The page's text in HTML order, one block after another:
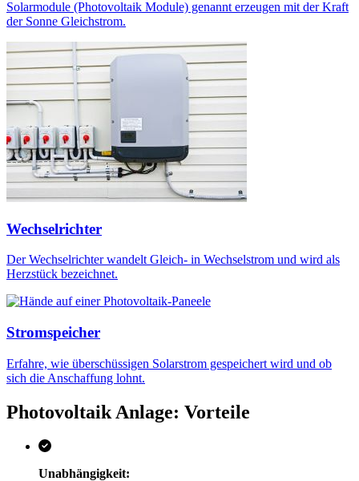
Solarmodule (Photovoltaik Module) genannt erzeugen mit der Kraft
der Sonne Gleichstrom.
Wechselrichter
Der Wechselrichter wandelt Gleich- in Wechselstrom und wird als
Herzstück bezeichnet.
Stromspeicher
Erfahre, wie überschüssigen Solarstrom gespeichert wird und ob
sich die Anschaffung lohnt.
Photovoltaik Anlage: Vorteile
Unabhängigkeit: